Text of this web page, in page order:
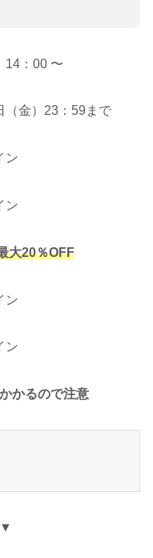
14：00 〜
（金）23：59まで
ン
ン
大20％OFF
ン
ン
かるので注意
▼